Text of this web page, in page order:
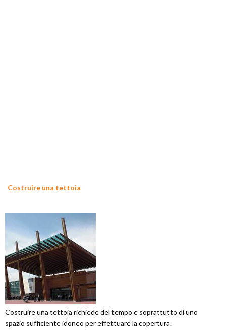
Costruire una tettoia
Costruire una tettoia richiede del tempo e soprattutto di uno
spazio sufficiente idoneo per effettuare la copertura.